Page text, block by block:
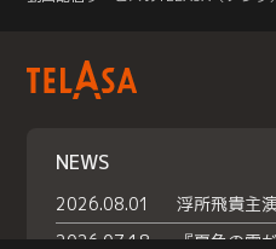
NEWS
2026.08.01
2026.07.18